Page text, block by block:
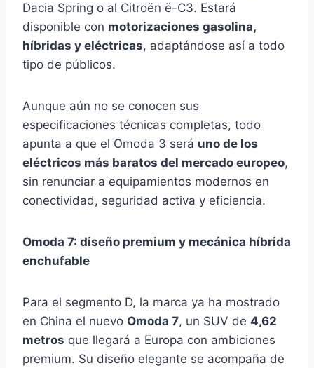
Dacia Spring o al Citroën ë-C3. Estará
disponible con motorizaciones gasolina,
híbridas y eléctricas, adaptándose así a todo
tipo de públicos.
Aunque aún no se conocen sus
especificaciones técnicas completas, todo
apunta a que el Omoda 3 será uno de los
eléctricos más baratos del mercado europeo,
sin renunciar a equipamientos modernos en
conectividad, seguridad activa y eficiencia.
Omoda 7: diseño premium y mecánica híbrida
enchufable
Para el segmento D, la marca ya ha mostrado
en China el nuevo Omoda 7, un SUV de 4,62
metros que llegará a Europa con ambiciones
premium. Su diseño elegante se acompaña de